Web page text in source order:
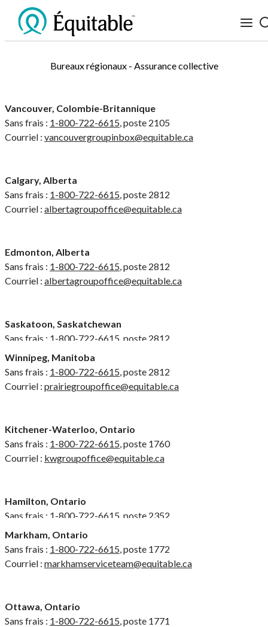
Bureaux régionaux - Assurance collective
Vancouver, Colombie-Britannique
Sans frais : 1-800-722-6615 , poste 2105
Courriel : vancouvergroupinbox@equitable.ca
Calgary, Alberta
Sans frais : 1-800-722-6615 , poste 2812
Courriel : albertagroupoffice@equitable.ca
Edmonton, Alberta
Sans frais : 1-800-722-6615 , poste 2812
Courriel : albertagroupoffice@equitable.ca
Saskatoon, Saskatchewan
Sans frais : 1-800-722-6615 , poste 2812
Courriel :
prairiegroupoffice@equitable.ca
Winnipeg, Manitoba
Sans frais : 1-800-722-6615 , poste 2812
Courriel : prairiegroupoffice@equitable.ca
Kitchener-Waterloo, Ontario
Sans frais : 1-800-722-6615 , poste 1760
Courriel : kwgroupoffice@equitable.ca
Hamilton, Ontario
Sans frais : 1-800-722-6615 , poste 2352
Courriel :
hamiltonserviceteam@equitable.ca
Markham, Ontario
Sans frais : 1-800-722-6615 , poste 1772
Courriel : markhamserviceteam@equitable.ca
Ottawa, Ontario
Sans frais : 1-800-722-6615 , poste 1771